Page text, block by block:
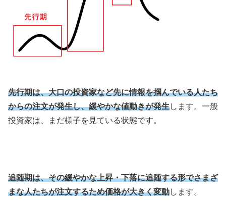
先行期は、大口の投資家など先に情報を掴んでいる人たち
からの注文が発生し、緩やかな値動きが発生します。一般
投資家は、まだ様子を見ている状態です。
追随期は、その緩やかな上昇・下落に追随する形でさまざ
まな人たちが注文するため価格が大きく変動します。